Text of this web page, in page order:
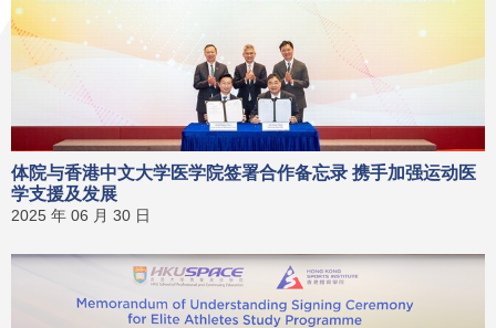
体院与香港中文大学医学院签署合作备忘录 携手加强运动医
学支援及发展
2025 年 06 月 30 日